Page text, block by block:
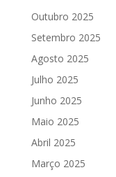
Outubro 2025
Setembro 2025
Agosto 2025
Julho 2025
Junho 2025
Maio 2025
Abril 2025
Março 2025